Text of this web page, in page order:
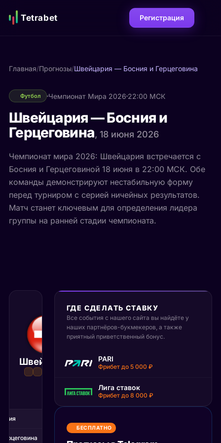
Tetrabet Регистрация
Главная/Прогнозы/Швейцария — Босния и Герцеговина
Футбол Чемпионат Мира 2026 22:00 МСК
Швейцария — Босния и
Герцеговина, 18 июня 2026
Чемпионат мира 2026: Швейцария встречается с
Босния и Герцеговиной 18 июня в 22:00 МСК. Обе
команды демонстрируют нестабильную форму
перед турниром с серией ничейных результатов.
Матч станет ключевым для определения лидера
группы на ранней стадии чемпионата.
Швейцария
18 июня 2026
22:00 МСК
4:1
Матч завершён
1Т
ГДЕ СДЕЛАТЬ СТАВКУ
Все события с нашего сайта вы найдёте у
наших партнёров-букмекеров, а также
приятный приветственный бонус.
PARI
Фрибет до 5 000 ₽
Лига ставок
Фрибет до 8 000 ₽
БЕСПЛАТНО